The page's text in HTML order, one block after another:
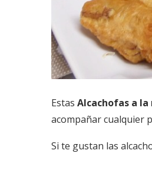
Estas Alcachofas a la
acompañar cualquier
Si te gustan las